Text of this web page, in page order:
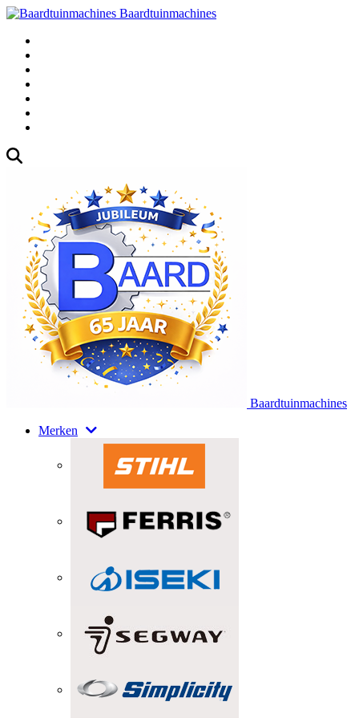
Baardtuinmachines
Baardtuinmachines
Merken